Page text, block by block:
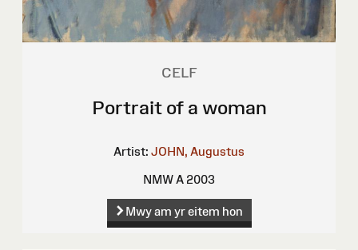
CELF
Portrait of a woman
Artist: JOHN, Augustus
NMW A 2003
Mwy am yr eitem hon